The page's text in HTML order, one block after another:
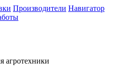
Производители Навигатор
агротехники